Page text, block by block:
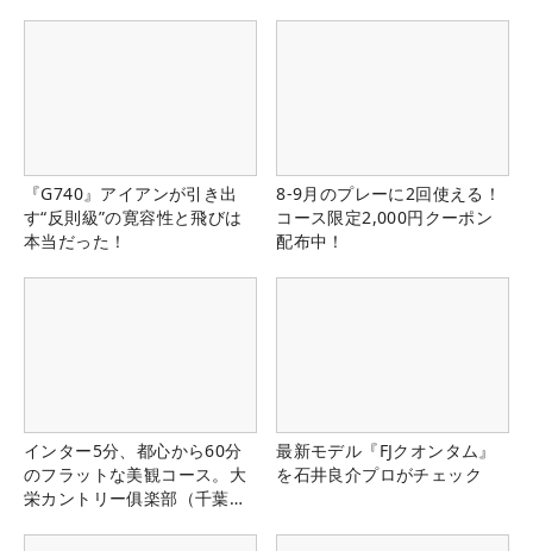
『G740』アイアンが引き出
す“反則級”の寛容性と飛びは
本当だった！
8-9月のプレーに2回使える！
コース限定2,000円クーポン
配布中！
インター5分、都心から60分
のフラットな美観コース。大
栄カントリー俱楽部（千葉
最新モデル『FJクオンタム』
を石井良介プロがチェック